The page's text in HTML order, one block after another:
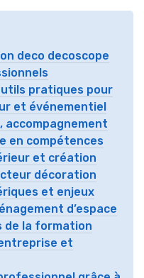
deco decoscope
pratiques pour
et événementiel
accompagnement
en compétences
et création
décoration
et enjeux
d’espace
de la formation
et